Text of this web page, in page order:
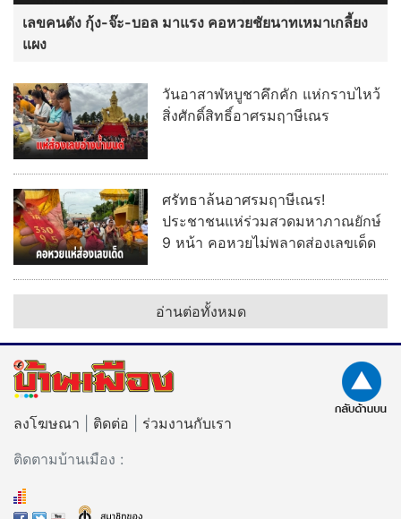
เลขคนดัง กุ้ง-จ๊ะ-บอล มาแรง คอหวยชัยนาทเหมาเกลี้ยง
แผง
วันอาสาฬหบูชาคึกคัก แห่กราบไหว้
สิ่งศักดิ์สิทธิ์อาศรมฤาษีเณร
ศรัทธาล้นอาศรมฤาษีเณร!
ประชาชนแห่ร่วมสวดมหาภาณยักษ์
9 หน้า คอหวยไม่พลาดส่องเลขเด็ด
อ่านต่อทั้งหมด
ลงโฆษณา ติดต่อ
ร่วมงานกับเรา
ติดตามบ้านเมือง :